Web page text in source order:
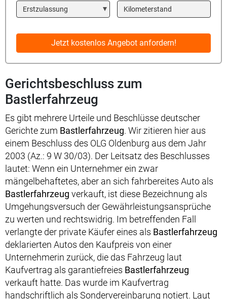
Year Kilometerstand
Jetzt kostenlos Angebot anfordern!
Gerichtsbeschluss zum
Bastlerfahrzeug
Es gibt mehrere Urteile und Beschlüsse deutscher
Gerichte zum Bastlerfahrzeug. Wir zitieren hier aus
einem Beschluss des OLG Oldenburg aus dem Jahr
2003 (Az.: 9 W 30/03). Der Leitsatz des Beschlusses
lautet: Wenn ein Unternehmer ein zwar
mängelbehaftetes, aber an sich fahrbereites Auto als
Bastlerfahrzeug verkauft, ist diese Bezeichnung als
Umgehungsversuch der Gewährleistungsansprüche
zu werten und rechtswidrig. Im betreffenden Fall
verlangte der private Käufer eines als Bastlerfahrzeug
deklarierten Autos den Kaufpreis von einer
Unternehmerin zurück, die das Fahrzeug laut
Kaufvertrag als garantiefreies Bastlerfahrzeug
verkauft hatte. Das wurde im Kaufvertrag
handschriftlich als Sondervereinbarung notiert. Laut